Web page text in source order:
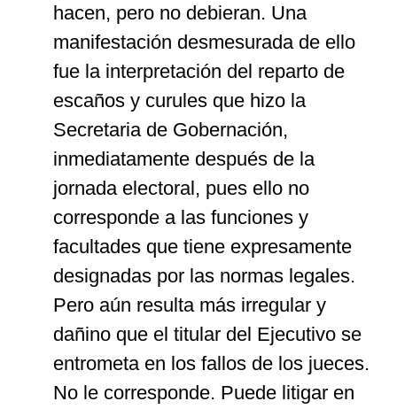
hacen, pero no debieran. Una
manifestación desmesurada de ello
fue la interpretación del reparto de
escaños y curules que hizo la
Secretaria de Gobernación,
inmediatamente después de la
jornada electoral, pues ello no
corresponde a las funciones y
facultades que tiene expresamente
designadas por las normas legales.
Pero aún resulta más irregular y
dañino que el titular del Ejecutivo se
entrometa en los fallos de los jueces.
No le corresponde. Puede litigar en